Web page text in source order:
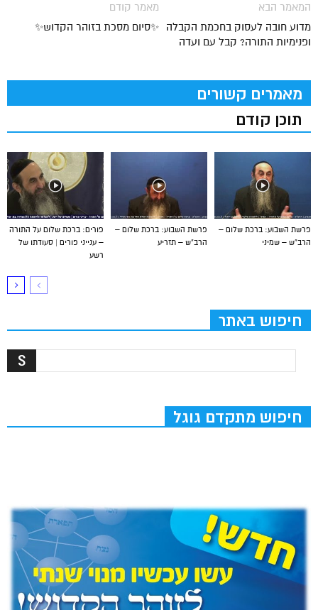
מאמר קודם
✨סיום מסכת בזוהר הקדוש✨
המאמר הבא
מדוע חובה לעסוק בחכמת הקבלה
ופנימיות התורה? קבל עם ועדה
מאמרים קשורים
תוכן קודם
פורים: ברכת שלום על התורה
– ענייני פורים | סעודתו של
רשע
פרשת השבוע: ברכת שלום –
הרב”ש – תזריע
פרשת השבוע: ברכת שלום –
הרב”ש – שמיני
חיפוש באתר
חיפוש מתקדם גוגל